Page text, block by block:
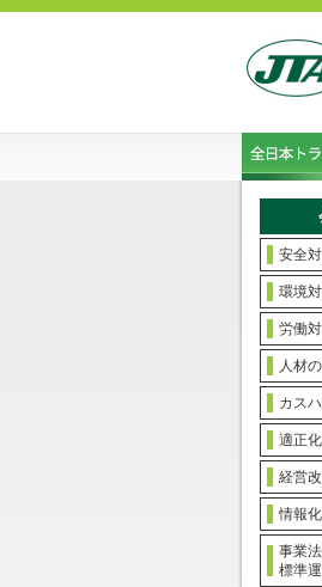
安全
環境
労働
人材
カス
適正
経営
情報
事業
標準